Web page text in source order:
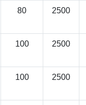
80 2500
100 2500
100 2500